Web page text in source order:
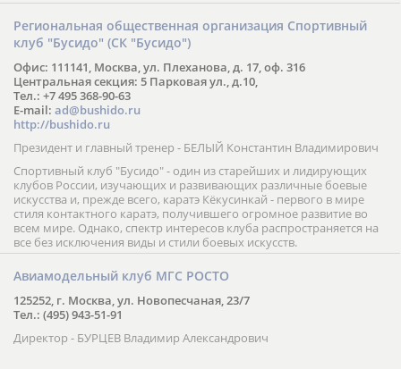
Региональная общественная организация Спортивный
клуб "Бусидо" (СК "Бусидо")
Офис: 111141, Москва, ул. Плеханова, д. 17, оф. 316
Центральная секция: 5 Парковая ул., д.10,
Тел.: +7 495 368-90-63
E-mail: ad@bushido.ru
http://bushido.ru
Президент и главный тренер - БЕЛЫЙ Константин Владимирович
Спортивный клуб "Бусидо" - один из старейших и лидирующих
клубов России, изучающих и развивающих различные боевые
искусства и, прежде всего, каратэ Кёкусинкай - первого в мире
стиля контактного каратэ, получившего огромное развитие во
всем мире. Однако, спектр интересов клуба распространяется на
все без исключения виды и стили боевых искусств.
Авиамодельный клуб МГС РОСТО
125252, г. Москва, ул. Новопесчаная, 23/7
Тел.: (495) 943-51-91
Директор - БУРЦЕВ Владимир Александрович